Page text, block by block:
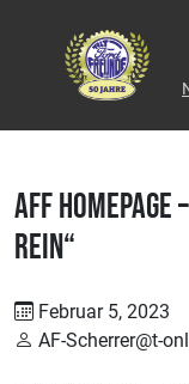
AFF
rein“
Februar 5, 2023
AF-Scherrer@t-